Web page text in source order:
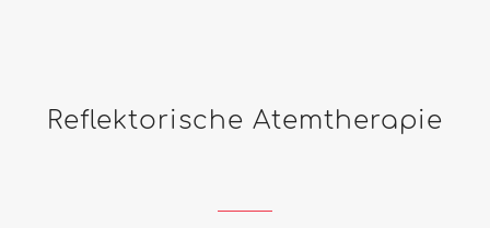
Reflektorische Atemtherapie